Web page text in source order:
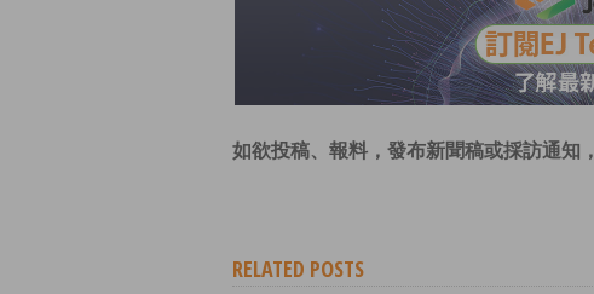
如欲投稿、報料，發布新聞稿或採訪通知，
RELATED POSTS